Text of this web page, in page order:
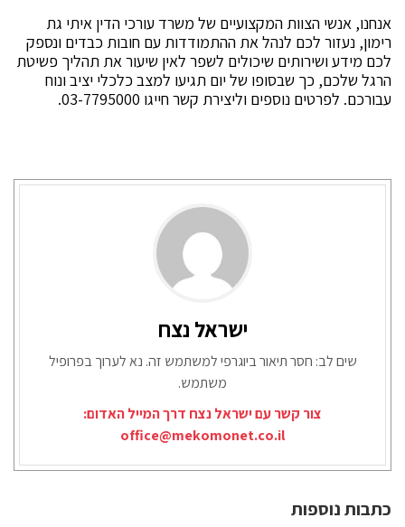
אנחנו, אנשי הצוות המקצועיים של משרד עורכי הדין איתי גת
רימון, נעזור לכם לנהל את ההתמודדות עם חובות כבדים ונספק
לכם מידע ושירותים שיכולים לשפר לאין שיעור את תהליך פשיטת
הרגל שלכם, כך שבסופו של יום תגיעו למצב כלכלי יציב ונוח
עבורכם. לפרטים נוספים וליצירת קשר חייגו 03-7795000.
ישראל נצח
שים לב: חסר תיאור ביוגרפי למשתמש זה. נא לערוך בפרופיל
משתמש.
צור קשר עם ישראל נצח דרך המייל האדום:
office@mekomonet.co.il
כתבות נוספות